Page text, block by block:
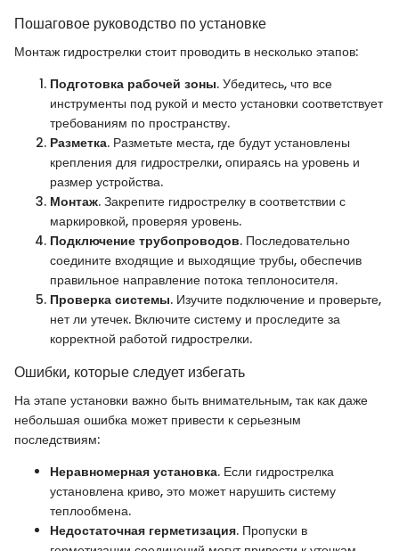
Пошаговое руководство по установке
Монтаж гидрострелки стоит проводить в несколько этапов:
Подготовка рабочей зоны. Убедитесь, что все
инструменты под рукой и место установки соответствует
требованиям по пространству.
Разметка. Разметьте места, где будут установлены
крепления для гидрострелки, опираясь на уровень и
размер устройства.
Монтаж. Закрепите гидрострелку в соответствии с
маркировкой, проверяя уровень.
Подключение трубопроводов. Последовательно
соедините входящие и выходящие трубы, обеспечив
правильное направление потока теплоносителя.
Проверка системы. Изучите подключение и проверьте,
нет ли утечек. Включите систему и проследите за
корректной работой гидрострелки.
Ошибки, которые следует избегать
На этапе установки важно быть внимательным, так как даже
небольшая ошибка может привести к серьезным
последствиям:
Неравномерная установка. Если гидрострелка
установлена криво, это может нарушить систему
теплообмена.
Недостаточная герметизация. Пропуски в